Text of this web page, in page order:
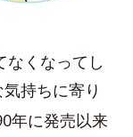
なくなってし
持ちに寄り
年に発売以来